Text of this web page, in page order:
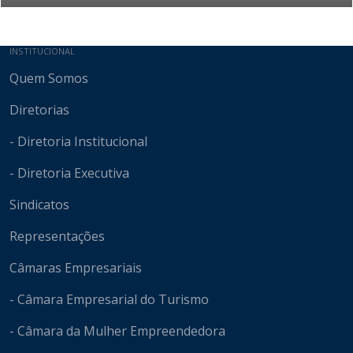
Mapa do site
INSTITUCIONAL
Quem Somos
Diretorias
- Diretoria Institucional
- Diretoria Executiva
Sindicatos
Representações
Câmaras Empresariais
- Câmara Empresarial do Turismo
- Câmara da Mulher Empreendedora